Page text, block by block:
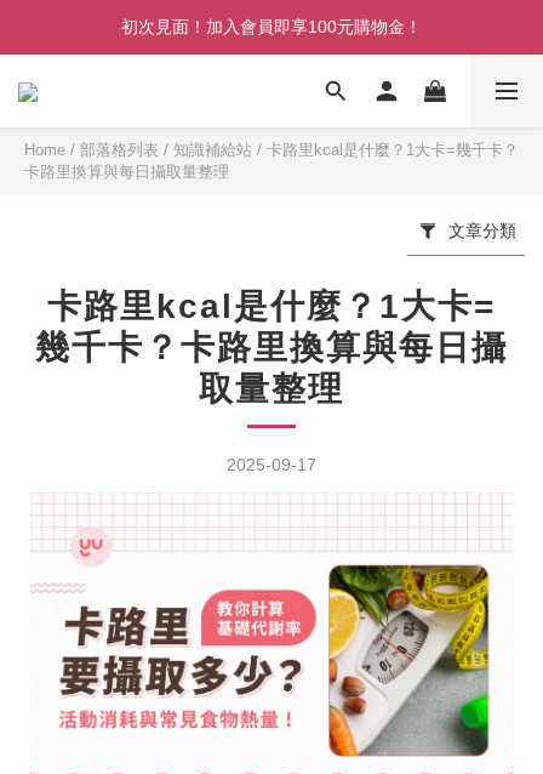
初次見面！加入會員即享100元購物金！
初次見面！加入會員即享100元購物金！
消費滿 NT$999 本島超商免運
Home / 部落格列表 / 知識補給站 / 卡路里kcal是什麼？1大卡=幾千卡？
卡路里換算與每日攝取量整理
文章分類
卡路里kcal是什麼？1大卡=
幾千卡？卡路里換算與每日攝
取量整理
2025-09-17